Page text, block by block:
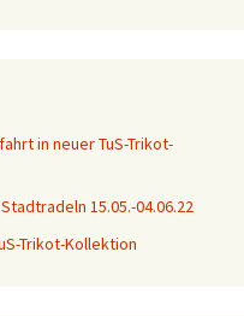
in neuer TuS-Trikot-
15.05.-04.06.22
Trikot-Kollektion